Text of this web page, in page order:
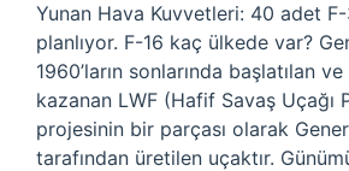
Yunan Hava Kuvvetleri: 40 adet F-
planlıyor. F-16 kaç ülkede var?
1960’ların sonlarında başlatılan
kazanan LWF (Hafif Savaş Uçağı
projesinin bir parçası olarak
tarafından üretilen uçaktır.